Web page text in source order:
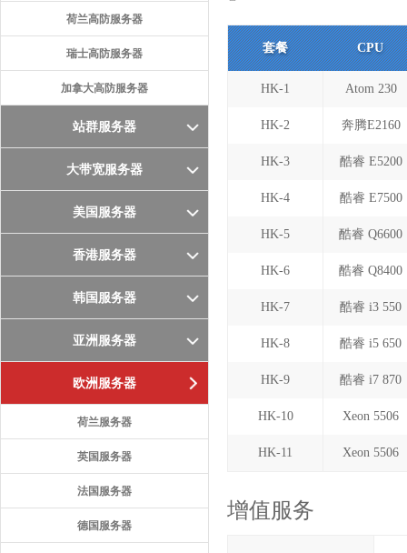
荷兰高防服务器
瑞士高防服务器
加拿大高防服务器
站群服务器
大带宽服务器
美国服务器
香港服务器
韩国服务器
亚洲服务器
欧洲服务器
荷兰服务器
英国服务器
法国服务器
德国服务器
套餐 CPU
HK-1 Atom 230
HK-2 奔腾E2160
HK-3 酷睿 E5200
HK-4 酷睿 E7500
HK-5 酷睿 Q6600
HK-6 酷睿 Q8400
HK-7 酷睿 i3 550
HK-8 酷睿 i5 650
HK-9 酷睿 i7 870
HK-10 Xeon 5506
HK-11 Xeon 5506
增值服务